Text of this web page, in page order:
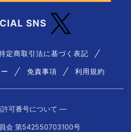
SNS
定商取引法に基づく表記
免責事項 利用規約
可番号について ―
会 第542550703100号